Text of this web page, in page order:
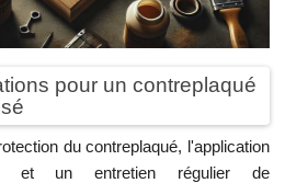
pour un contreplaqué
du contreplaqué, l'application
et un entretien régulier de